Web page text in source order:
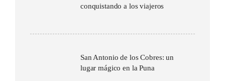
conquistando a los viajeros
San Antonio de los Cobres: un
lugar mágico en la Puna